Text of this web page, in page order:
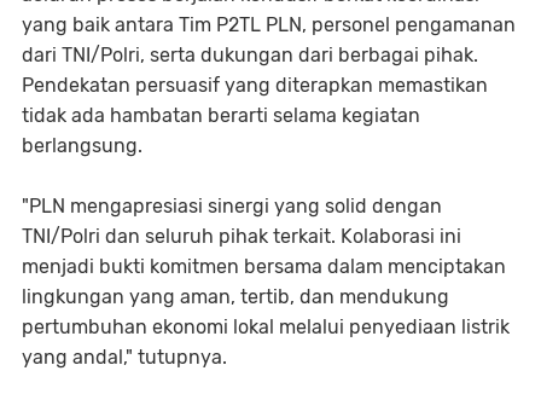
yang baik antara Tim P2TL PLN, personel pengamanan
dari TNI/Polri, serta dukungan dari berbagai pihak.
Pendekatan persuasif yang diterapkan memastikan
tidak ada hambatan berarti selama kegiatan
berlangsung.
"PLN mengapresiasi sinergi yang solid dengan
TNI/Polri dan seluruh pihak terkait. Kolaborasi ini
menjadi bukti komitmen bersama dalam menciptakan
lingkungan yang aman, tertib, dan mendukung
pertumbuhan ekonomi lokal melalui penyediaan listrik
yang andal," tutupnya.